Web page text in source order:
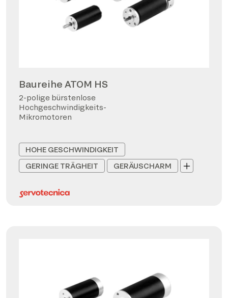
Baureihe ATOM HS
2-polige bürstenlose
Hochgeschwindigkeits-
Mikromotoren
HOHE GESCHWINDIGKEIT
GERINGE TRÄGHEIT
GERÄUSCHARM